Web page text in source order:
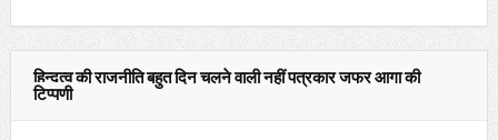
हिन्दुत्व की राजनीति बहुत दिन चलने वाली नहीं पत्रकार जफर आगा की
टिप्पणी